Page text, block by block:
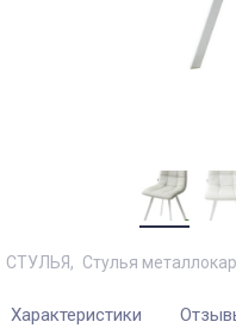
СТУЛЬЯ Стулья
Характеристики